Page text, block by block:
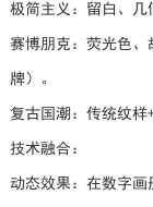
极简主义：留白、几
赛博朋克：荧光色
牌）。
复古国潮：传统纹样
技术融合：
动态效果：在数字画